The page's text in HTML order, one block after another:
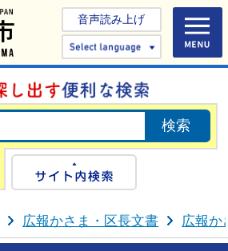
音声読み上げ
Select
Google検索
広報かさま・区長文書 広報か